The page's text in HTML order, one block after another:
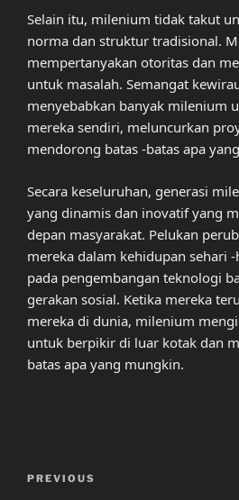
Selain itu, milenium tidak takut
norma dan struktur tradisional.
mempertanyakan otoritas dan
untuk masalah. Semangat
menyebabkan banyak milenium
mereka sendiri, meluncurkan
mendorong batas -batas apa
Secara keseluruhan, generasi
yang dinamis dan inovatif yang
depan masyarakat. Pelukan
mereka dalam kehidupan sehari
pada pengembangan teknologi
gerakan sosial. Ketika mereka
mereka di dunia, milenium
untuk berpikir di luar kotak dan
batas apa yang mungkin.
Previous
PREVIOUS